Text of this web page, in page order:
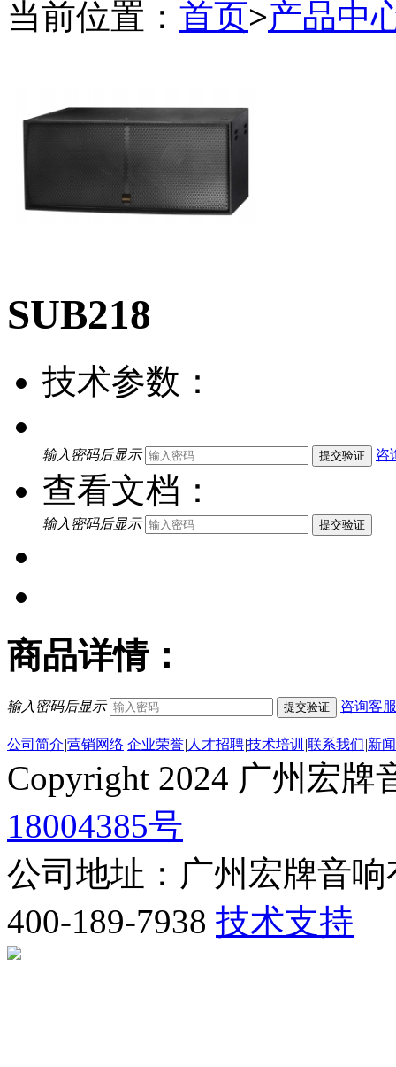
当前位置： 首页>产品中
SUB218
技术参数：
输入密码后显示 提交验证 咨
查看文档：
输入密码后显示 提交验证
商品详情：
输入密码后显示 提交验证 咨询客服
公司简介|营销网络|企业荣誉| 人才招聘|技术培训 |联系我们|新
Copyright 2024 广州宏
18004385号
公司地址：广州宏牌音
400-189-7938 技术支持